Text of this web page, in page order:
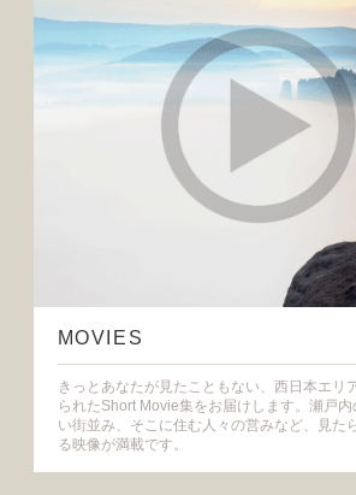
MOVIES
きっとあなたが見たこともない、西日本エリ
られたShort Movie集をお届けします。瀬戸
い街並み、そこに住む人々の営みなど、見た
る映像が満載です。